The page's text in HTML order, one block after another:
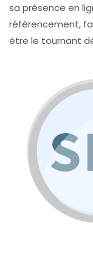
sa présence en
référencement,
être le tournant